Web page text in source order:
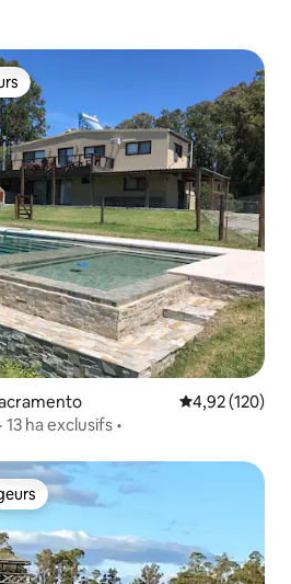
Évaluation
4,92 (120)
ha exclusifs •
les plus appréciés